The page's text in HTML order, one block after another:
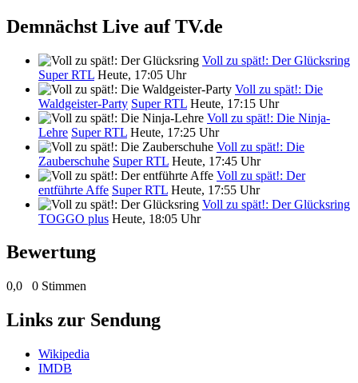
Demnächst Live auf TV.de
Voll zu spät!: Der Glücksring
Super RTL Heute, 17:05 Uhr
Voll zu spät!: Die
Waldgeister-Party Super RTL Heute, 17:15 Uhr
Voll zu spät!: Die Ninja-
Lehre Super RTL Heute, 17:25 Uhr
Voll zu spät!: Die
Zauberschuhe Super RTL Heute, 17:45 Uhr
Voll zu spät!: Der
entführte Affe Super RTL Heute, 17:55 Uhr
Voll zu spät!: Der Glücksring
TOGGO plus Heute, 18:05 Uhr
Bewertung
0,0 0 Stimmen
Links zur Sendung
Wikipedia
IMDB